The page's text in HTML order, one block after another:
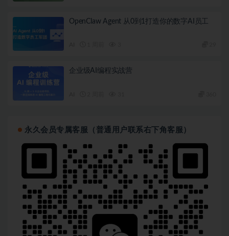
OpenClaw Agent 从0到1打造你的数字AI员工
企业级AI编程实战营
永久会员专属客服（普通用户联系右下角客服）